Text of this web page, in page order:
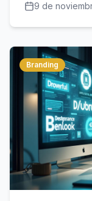
que
9 de
Branding